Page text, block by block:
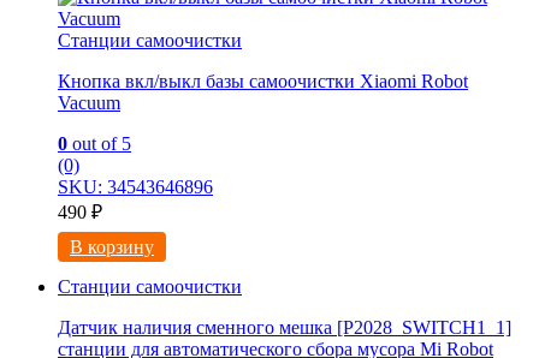
Станции самоочистки
Кнопка вкл/выкл базы самоочистки Xiaomi Robot
Vacuum
0 out of 5
(0)
SKU: 34543646896
490 ₽
В корзину
Станции самоочистки
Датчик наличия сменного мешка [P2028_SWITCH1_1]
станции для автоматического сбора мусора Mi Robot